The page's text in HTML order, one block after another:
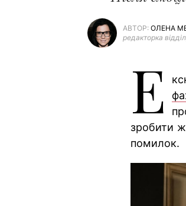
АВТОР: ОЛЕНА
редакторка
Е
зробити
помилок.